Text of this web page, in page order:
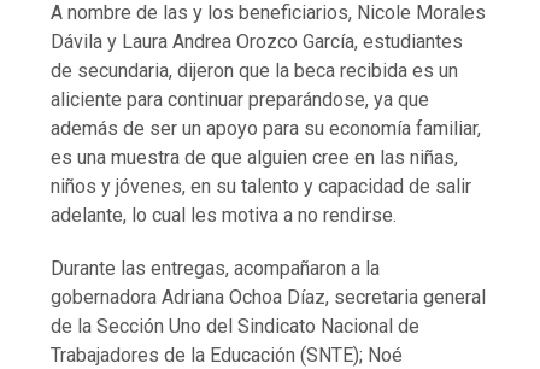
A nombre de las y los beneficiarios, Nicole Morales
Dávila y Laura Andrea Orozco García, estudiantes
de secundaria, dijeron que la beca recibida es un
aliciente para continuar preparándose, ya que
además de ser un apoyo para su economía familiar,
es una muestra de que alguien cree en las niñas,
niños y jóvenes, en su talento y capacidad de salir
adelante, lo cual les motiva a no rendirse.
Durante las entregas, acompañaron a la
gobernadora Adriana Ochoa Díaz, secretaria general
de la Sección Uno del Sindicato Nacional de
Trabajadores de la Educación (SNTE); Noé